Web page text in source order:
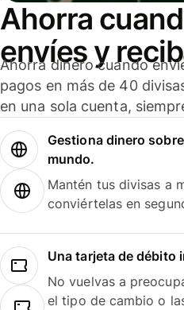
Ahorra
envíes y
Ahorra dinero cuando
pagos en más de 40
en una sola cuenta,
Gestiona dinero
mundo.
Mantén tus divisas a
conviértelas en
Una tarjeta de débito
No vuelvas a
el tipo de cambio o